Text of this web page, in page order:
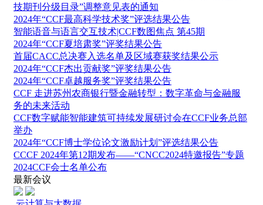
技期刊分级目录”调整意见表的通知
2024年“CCF最高科学技术奖”评选结果公告
智能语音与语言交互技术|CCF数图焦点 第45期
2024年“CCF夏培肃奖”评奖结果公告
首届CACC总决赛入选名单及区域赛获奖结果公示
2024年“CCF杰出贡献奖”评奖结果公告
2024年“CCF卓越服务奖”评奖结果公告
CCF 走进苏州农商银行暨金融转型：数字革命与金融服
务的未来活动
CCF数字赋能智能建筑可持续发展研讨会在CCF业务总部
举办
2024年“CCF博士学位论文激励计划”评选结果公告
CCCF 2024年第12期发布——“CNCC2024特邀报告”专题
2024CCF会士名单公布
最新会议